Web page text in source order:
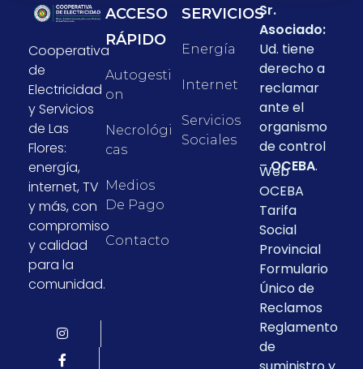
Cooperativa
de
Electricidad
y Servicios
de Las
Flores:
energía,
internet, TV
y más, con
compromiso
y calidad
para la
comunidad.
ACCESO
RÁPIDO
Autogesti
On
Necrológi
Cas
Medios
De Pago
Contacto
SERVICIOS
Energía
Internet
Servicios
Sociales
Sr.
Asociado:
Ud. tiene
derecho a
reclamar
ante el
organismo
de control
–OCEBA.
Web
OCEBA
Tarifa
Social
Provincial
Formulario
Único de
Reclamos
Reglamento
de